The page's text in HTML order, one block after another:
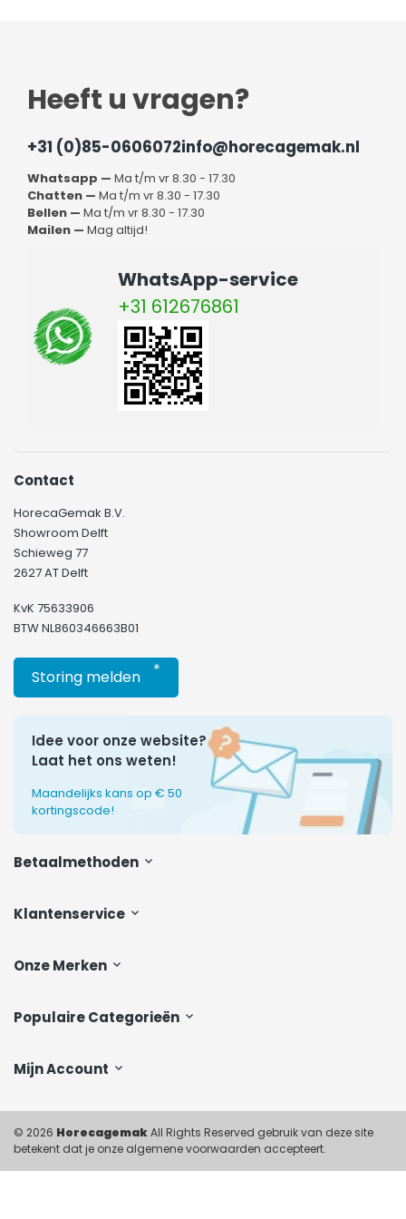
Horecagemak
bezoek dan de webshop van Horecagemak. In onze
webshop vindt u diverse soorten professionele sla
centrifuges, die u gemakkelijk en snel kunt bestellen. Bij
ieder product in onze webshop leest u direct op deze nog
in voorraad is en wat de levertijd is. Doorgaans krijgt u uw
bestelling binnen 3 werkdagen geleverd en bij bestellingen
Heeft u vragen?
+31 (0)85-0606072info@horecagemak.nl
Whatsapp — Ma t/m vr 8.30 - 17.30
Chatten — Ma t/m vr 8.30 - 17.30
Bellen — Ma t/m vr 8.30 - 17.30
Mailen — Mag altijd!
WhatsApp-service
+31 612676861
Klantenservice
Onze Merken
Populaire Categorieën
Mijn Account
Contact
HorecaGemak B.V.
Showroom Delft
Schieweg 77
2627 AT Delft
KvK 75633906
BTW NL860346663B01
Storing melden *
Idee voor onze website?
Laat het ons weten!
Maandelijks kans op € 50
kortingscode!
Betaalmethoden
© 2026 HorecagemakAll Rights Reserved gebruik van deze site
betekent dat je onze algemene voorwaarden accepteert.